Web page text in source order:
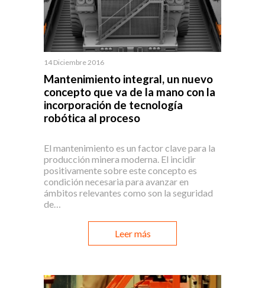
14 Diciembre 2016
Mantenimiento integral, un nuevo
concepto que va de la mano con la
incorporación de tecnología
robótica al proceso
El mantenimiento es un factor clave para la
producción minera moderna. El incidir
positivamente sobre este concepto es
condición necesaria para avanzar en
ámbitos relevantes como son la seguridad
de…
Leer más